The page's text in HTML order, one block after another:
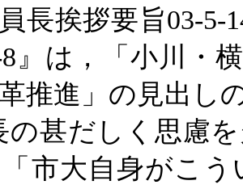
長挨拶要旨03-5-
8』は，「小川・
推進」の見出し
の甚だしく思慮
市大自身がこ